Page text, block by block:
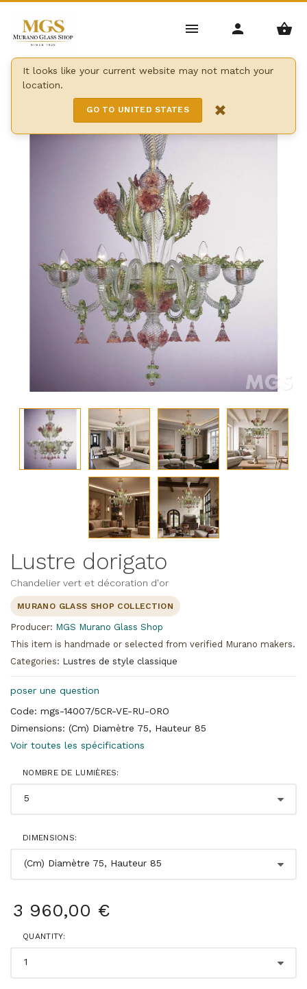
It looks like your current website may not match your
location.
GO TO UNITED STATES ×
Home / Lustres / Lustres de style classique /
Lustre dorigato
Lustre dorigato
Chandelier vert et décoration d'or
MURANO GLASS SHOP COLLECTION
Producer: MGS Murano Glass Shop
This item is handmade or selected from verified Murano makers.
Categories: Lustres de style classique
poser une question
Code: mgs-14007/5CR-VE-RU-ORO
Dimensions: (Cm) Diamètre 75, Hauteur 85
Voir toutes les spécifications
NOMBRE DE LUMIÈRES:
DIMENSIONS:
3 960,00 €
QUANTITY: